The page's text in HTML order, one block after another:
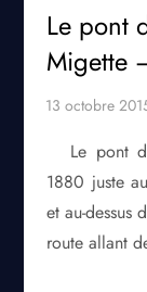
Le pont
Migette
Le pont
1880 juste
et au-dessus
route allant